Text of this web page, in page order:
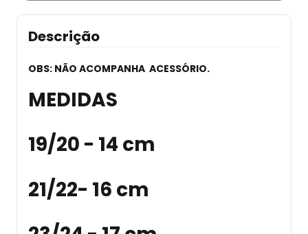
Descrição
OBS: NÃO ACOMPANHA ACESSÓRIO.
MEDIDAS
19/20 - 14 cm
21/22- 16 cm